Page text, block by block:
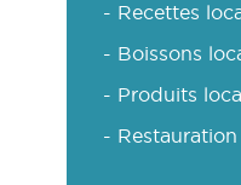
- Recettes
- Boissons
- Produits
-